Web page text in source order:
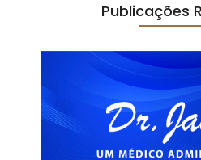
Publicações